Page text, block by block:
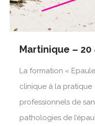
Martinique – 20
La formation «
clinique à la
professionnels de
pathologies de